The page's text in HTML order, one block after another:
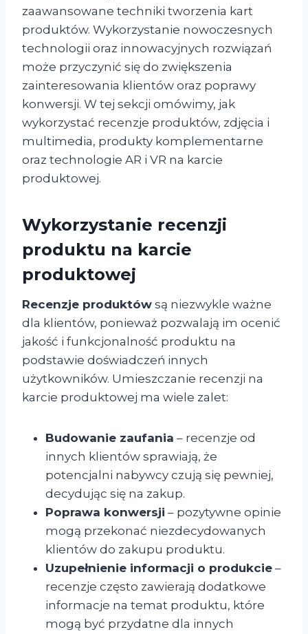
zaawansowane techniki tworzenia kart
produktów. Wykorzystanie nowoczesnych
technologii oraz innowacyjnych rozwiązań
może przyczynić się do zwiększenia
zainteresowania klientów oraz poprawy
konwersji. W tej sekcji omówimy, jak
wykorzystać recenzje produktów, zdjęcia i
multimedia, produkty komplementarne
oraz technologie AR i VR na karcie
produktowej.
Wykorzystanie recenzji
produktu na karcie
produktowej
Recenzje produktów są niezwykle ważne
dla klientów, ponieważ pozwalają im ocenić
jakość i funkcjonalność produktu na
podstawie doświadczeń innych
użytkowników. Umieszczanie recenzji na
karcie produktowej ma wiele zalet:
Budowanie zaufania – recenzje od
innych klientów sprawiają, że
potencjalni nabywcy czują się pewniej,
decydując się na zakup.
Poprawa konwersji – pozytywne opinie
mogą przekonać niezdecydowanych
klientów do zakupu produktu.
Uzupełnienie informacji o produkcie –
recenzje często zawierają dodatkowe
informacje na temat produktu, które
mogą być przydatne dla innych